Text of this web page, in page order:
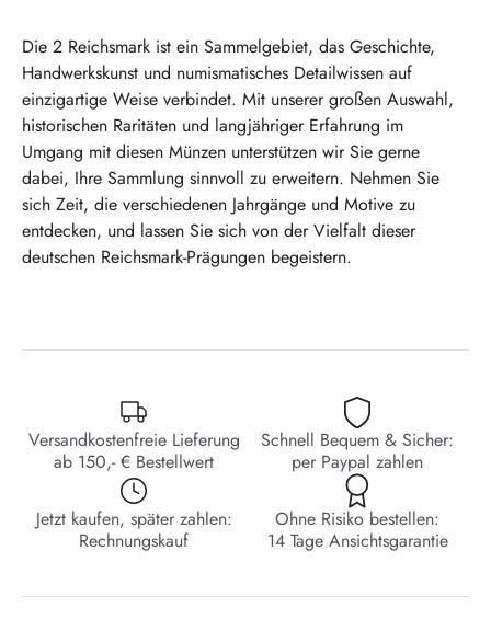
Die 2 Reichsmark ist ein Sammelgebiet, das Geschichte,
Handwerkskunst und numismatisches Detailwissen auf
einzigartige Weise verbindet. Mit unserer großen Auswahl,
historischen Raritäten und langjähriger Erfahrung im
Umgang mit diesen Münzen unterstützen wir Sie gerne
dabei, Ihre Sammlung sinnvoll zu erweitern. Nehmen Sie
sich Zeit, die verschiedenen Jahrgänge und Motive zu
entdecken, und lassen Sie sich von der Vielfalt dieser
deutschen Reichsmark-Prägungen begeistern.
Versandkostenfreie Lieferung
ab 150,- € Bestellwert
Schnell Bequem & Sicher:
per Paypal zahlen
Jetzt kaufen, später zahlen:
Rechnungskauf
Ohne Risiko bestellen:
14 Tage Ansichtsgarantie